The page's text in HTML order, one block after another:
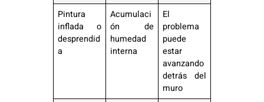
Pintura
inflada o
desprendid
a
Acumulaci
ón de
humedad
interna
El
problema
puede
estar
avanzando
detrás del
muro